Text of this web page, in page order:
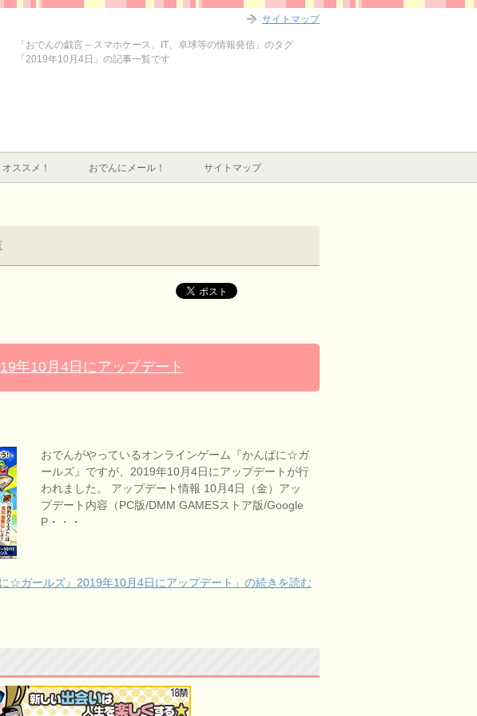
「おでんの戯言 – スマホケース、IT、卓球等の情報発信」のタグ
「2019年10月4日」の記事一覧です
ススメ！ おでんにメール！ サイトマップ
年10月4日にアップデート
おでんがやっているオンラインゲーム『かんぱに☆ガ
ールズ』ですが、2019年10月4日にアップデートが行
われました。 アップデート情報 10月4日（金）アッ
プデート内容（PC版/DMM GAMESストア版/Google
P・・・
に☆ガールズ』2019年10月4日にアップデート」の続きを読む
サイトマップ